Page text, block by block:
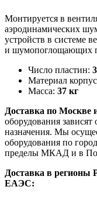
Монтируется в
аэродинамических
устройств в системе
и шумопоглощающих
Число пластин: 3
Материал
Масса: 37 кг
Доставка по
оборудования зависят
назначения. Мы
оборудования по
пределы МКАД и в
Доставка в регионы
ЕАЭС: